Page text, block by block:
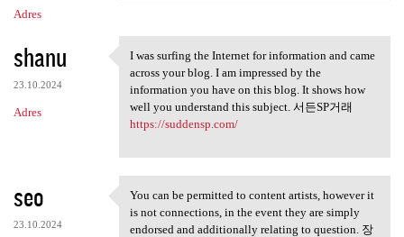
Adres
shanu
23.10.2024
Adres
I was surfing the Internet
I was surfing the Internet for information and came
across your blog. I am impressed by the
information you have on this blog. It shows how
well you understand this subject. 서든SP거래
https://suddensp.com/
seo
23.10.2024
You can be permitted to
You can be permitted to content artists, however it
is not connections, in the event they are simply
endorsed and additionally relating to question. 장